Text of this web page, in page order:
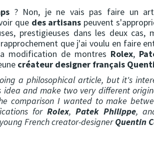
? Non, je ne vais pas faire un
que des artisans peuvent
prestigieuses dans les deux cas,
que j'ai voulu en faire
modification de montres Rolex,
créateur designer français
a philosophical article, but it's
and make two very different
comparison I wanted to make
forRolex,Patek Philippe,
French creator-designerQuentin